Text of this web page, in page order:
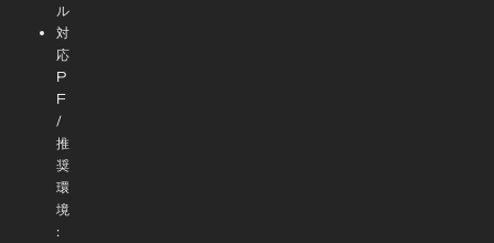
ル
対
応
P
F
/
推
奨
環
境
: